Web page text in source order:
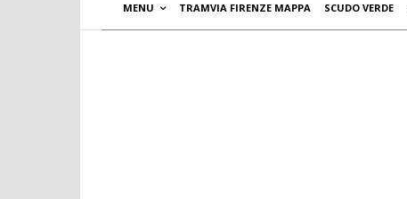
MENU TRAMVIA FIRENZE MAPPA SCUDO VERDE